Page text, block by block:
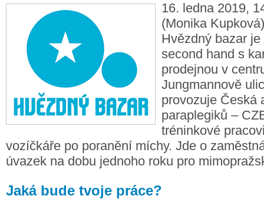
16. ledna 2019,
(Monika Kupková)
Hvězdný bazar
second hand s
prodejnou v
Jungmannově
provozuje Česká
paraplegiků –
tréninkové
vozíčkáře po poranění míchy. Jde o
úvazek na dobu jednoho roku pro
Jaká bude tvoje práce?